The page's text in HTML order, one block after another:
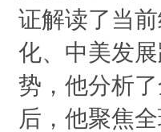
证解读了当
化、中美发
势，他分析
后，他聚焦